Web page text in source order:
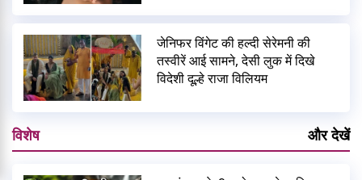
जेनिफर विंगेट की हल्दी सेरेमनी की
तस्वीरें आई सामने, देसी लुक में दिखे
विदेशी दूल्हे राजा विलियम
विशेष और देखें